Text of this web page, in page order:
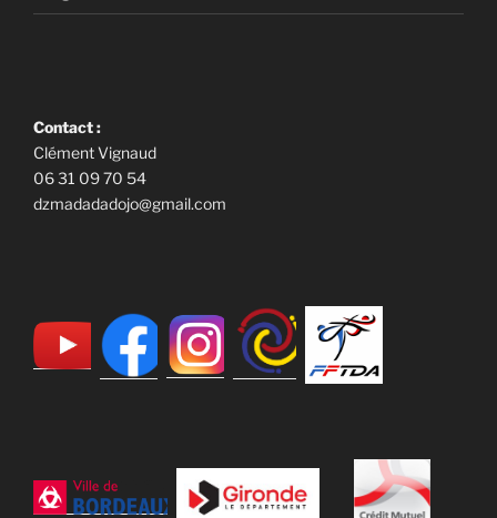
Contact :
Clément Vignaud
06 31 09 70 54
dzmadadadojo@gmail.com